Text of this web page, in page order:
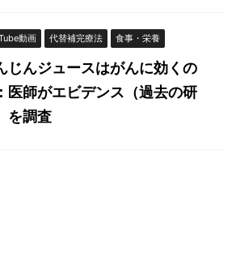
動画 代替補完療法 食事・栄養
じんジュースはがんに効くの
医師がエビデンス（過去の研
を調査